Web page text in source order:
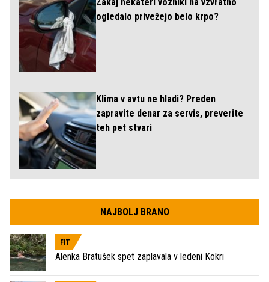
ogledalo privežejo belo krpo?
Klima v avtu ne hladi? Preden
zapravite denar za servis, preverite
teh pet stvari
NAJBOLJ BRANO
FIT
Alenka Bratušek spet zaplavala v ledeni Kokri